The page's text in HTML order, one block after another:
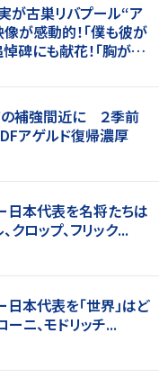
が古巣リバプール“ア
が感動的！｢僕も彼が
碑にも献花！｢胸が熱
の補強間近に ２季前
アゲルド復帰濃厚
日本代表を名将たちは
クロップ、フリック...
日本代表を「世界」はど
ニ、モドリッチ...